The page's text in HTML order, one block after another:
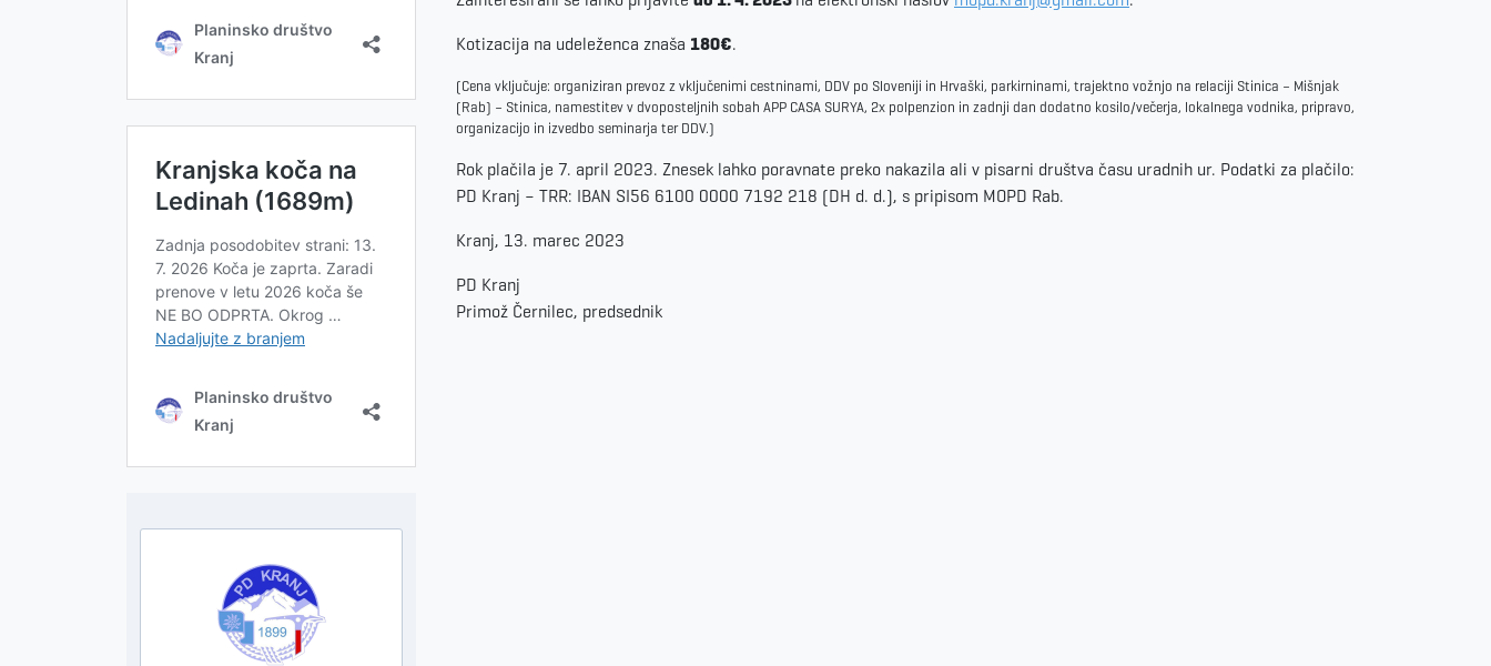
Kotizacija na udeleženca znaša 180€.
(Cena vključuje: organiziran prevoz z vključenimi cestninami, DDV po Sloveniji in Hrvaški, parkirninami, trajektno vožnjo na relaciji Stinica – Mišnjak
(Rab) – Stinica, namestitev v dvoposteljnih sobah APP CASA SURYA, 2x polpenzion in zadnji dan dodatno kosilo/večerja, lokalnega vodnika, pripravo,
organizacijo in izvedbo seminarja ter DDV.)
Rok plačila je 7. april 2023. Znesek lahko poravnate preko nakazila ali v pisarni društva času uradnih ur. Podatki za plačilo:
PD Kranj – TRR: IBAN SI56 6100 0000 7192 218 (DH d. d.), s pripisom MOPD Rab.
Kranj, 13. marec 2023
PD Kranj
Primož Černilec, predsednik